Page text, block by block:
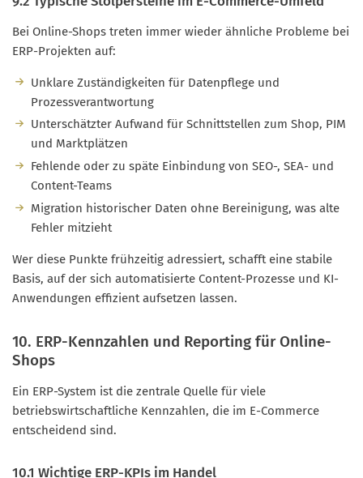
Bei Online-Shops treten immer wieder ähnliche Probleme bei
ERP-Projekten auf:
Unklare Zuständigkeiten für Datenpflege und
Prozessverantwortung
Unterschätzter Aufwand für Schnittstellen zum Shop, PIM
und Marktplätzen
Fehlende oder zu späte Einbindung von SEO-, SEA- und
Content-Teams
Migration historischer Daten ohne Bereinigung, was alte
Fehler mitzieht
Wer diese Punkte frühzeitig adressiert, schafft eine stabile
Basis, auf der sich automatisierte Content-Prozesse und KI-
Anwendungen effizient aufsetzen lassen.
10. ERP-Kennzahlen und Reporting für Online-
Shops
Ein ERP-System ist die zentrale Quelle für viele
betriebswirtschaftliche Kennzahlen, die im E-Commerce
entscheidend sind.
10.1 Wichtige ERP-KPIs im Handel